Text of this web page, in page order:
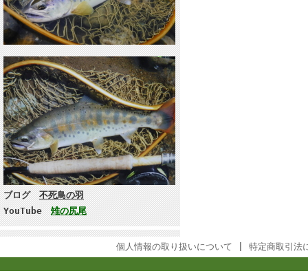
ブログ
不死鳥の羽
YouTube 雉の尻尾
個人情報の取り扱いについて 特定商取引法